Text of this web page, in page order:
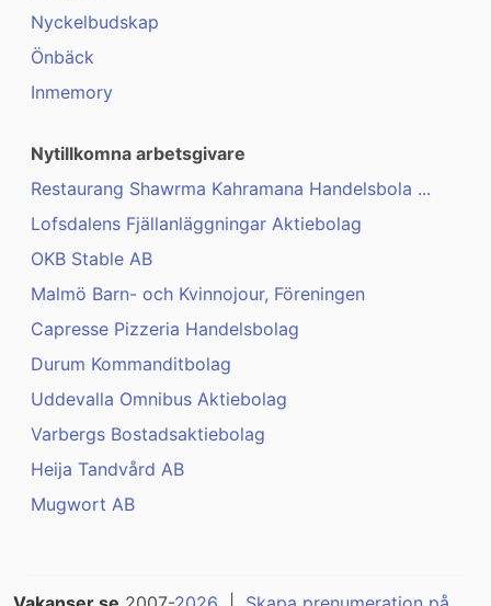
Nyckelbudskap
Önbäck
Inmemory
Nytillkomna arbetsgivare
Restaurang Shawrma Kahramana Handelsbola ...
Lofsdalens Fjällanläggningar Aktiebolag
OKB Stable AB
Malmö Barn- och Kvinnojour, Föreningen
Capresse Pizzeria Handelsbolag
Durum Kommanditbolag
Uddevalla Omnibus Aktiebolag
Varbergs Bostadsaktiebolag
Heija Tandvård AB
Mugwort AB